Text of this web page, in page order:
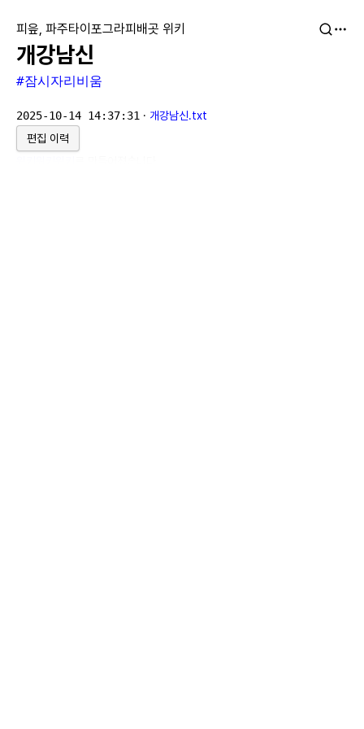
피읖, 파주타이포그라피배곳 위키
개강남신
#잠시자리비움
2025-10-14 14:37:31 · 개강남신.txt
편집 이력